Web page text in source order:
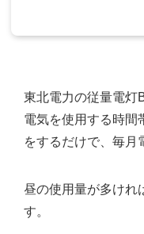
東北電力の従量電灯
電気を使用する時間
をするだけで、毎月
昼の使用量が多けれ
す。